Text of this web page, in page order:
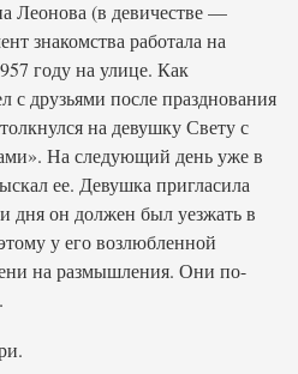
Леонова (в девичестве —
знакомства работала на
году на улице. Как
с друзьями после празднования
на девушку Свету с
На следующий день уже в
ее. Девушка пригласила
дня он должен был уезжать в
у его возлюбленной
на размышления. Они по-